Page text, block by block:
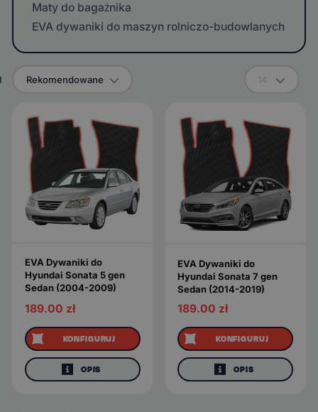
Maty do bagażnika
EVA dywaniki do maszyn rolniczo-budowlanych
Rekomendowane
EVA Dywaniki do
Hyundai Sonata 5 gen
Sedan (2004-2009)
189.00 zł
KONFIGURUJ
OPIS
EVA Dywaniki do
Hyundai Sonata 7 gen
Sedan (2014-2019)
189.00 zł
KONFIGURUJ
OPIS